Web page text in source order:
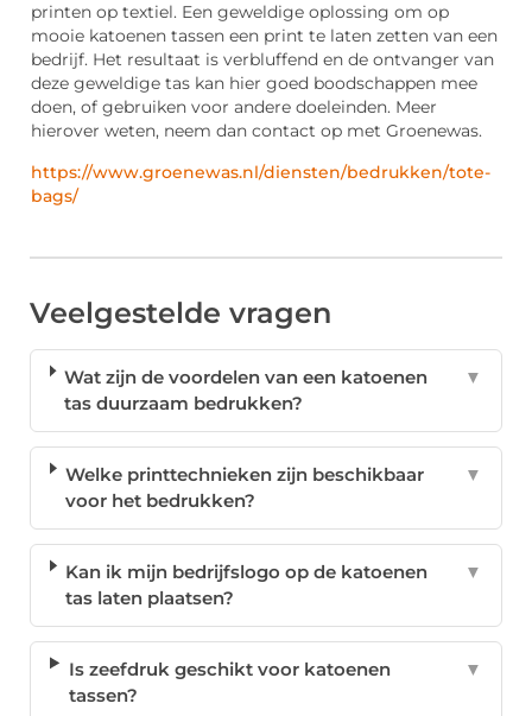
printen op textiel. Een geweldige oplossing om op
mooie katoenen tassen een print te laten zetten van een
bedrijf. Het resultaat is verbluffend en de ontvanger van
deze geweldige tas kan hier goed boodschappen mee
doen, of gebruiken voor andere doeleinden. Meer
hierover weten, neem dan contact op met Groenewas.
https://www.groenewas.nl/diensten/bedrukken/tote-
bags/
Veelgestelde vragen
Wat zijn de voordelen van een katoenen
tas duurzaam bedrukken?
▼
Welke printtechnieken zijn beschikbaar
voor het bedrukken?
▼
Kan ik mijn bedrijfslogo op de katoenen
tas laten plaatsen?
▼
Is zeefdruk geschikt voor katoenen
tassen?
▼